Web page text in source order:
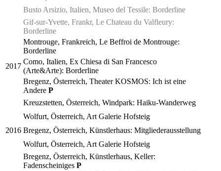
Busto Arsizio, Italien, Museo del Tessile: Borderline
Gif-sur-Yvette, Frankr, Le Chateau du Valfleury:
Borderline
Montrouge, Frankreich, Le Beffroi de Montrouge:
Borderline
2017
Como, Italien, Ex Chiesa di San Francesco
(Arte&Arte): Borderline
Bregenz, Österreich, Theater KOSMOS: Ich ist eine
Andere P
Kreuzstetten, Österreich, Windpark: Haiku-Wanderweg
Wolfurt, Österreich, Art Galerie Hofsteig
2016 Bregenz, Österreich, Künstlerhaus: Mitgliederausstellung
Wolfurt, Österreich, Art Galerie Hofsteig
Bregenz, Österreich, Künstlerhaus, Keller:
Fadenscheiniges P